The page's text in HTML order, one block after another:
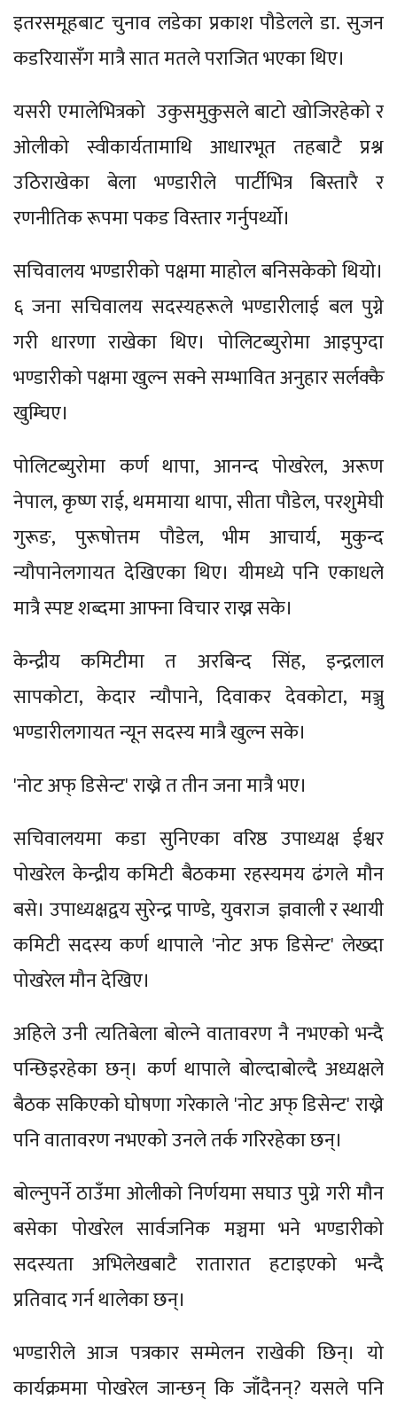
इतरसमूहबाट चुनाव लडेका प्रकाश पौडेलले डा. सुजन
कडरियासँग मात्रै सात मतले पराजित भएका थिए।
यसरी एमालेभित्रको उकुसमुकुसले बाटो खोजिरहेको र
ओलीको स्वीकार्यतामाथि आधारभूत तहबाटै प्रश्न
उठिराखेका बेला भण्डारीले पार्टीभित्र बिस्तारै र
रणनीतिक रूपमा पकड विस्तार गर्नुपर्थ्यो।
सचिवालय भण्डारीको पक्षमा माहोल बनिसकेको थियो।
६ जना सचिवालय सदस्यहरूले भण्डारीलाई बल पुग्ने
गरी धारणा राखेका थिए। पोलिटब्युरोमा आइपुग्दा
भण्डारीको पक्षमा खुल्न सक्ने सम्भावित अनुहार सर्लक्कै
खुम्चिए।
पोलिटब्युरोमा कर्ण थापा, आनन्द पोखरेल, अरूण
नेपाल, कृष्ण राई, थममाया थापा, सीता पौडेल, परशुमेघी
गुरूङ, पुरूषोत्तम पौडेल, भीम आचार्य, मुकुन्द
न्यौपानेलगायत देखिएका थिए। यीमध्ये पनि एकाधले
मात्रै स्पष्ट शब्दमा आफ्ना विचार राख्न सके।
केन्द्रीय कमिटीमा त अरबिन्द सिंह, इन्द्रलाल
सापकोटा, केदार न्यौपाने, दिवाकर देवकोटा, मञ्जु
भण्डारीलगायत न्यून सदस्य मात्रै खुल्न सके।
'नोट अफ् डिसेन्ट' राख्ने त तीन जना मात्रै भए।
सचिवालयमा कडा सुनिएका वरिष्ठ उपाध्यक्ष ईश्वर
पोखरेल केन्द्रीय कमिटी बैठकमा रहस्यमय ढंगले मौन
बसे। उपाध्यक्षद्वय सुरेन्द्र पाण्डे, युवराज ज्ञवाली र स्थायी
कमिटी सदस्य कर्ण थापाले 'नोट अफ डिसेन्ट' लेख्दा
पोखरेल मौन देखिए।
अहिले उनी त्यतिबेला बोल्ने वातावरण नै नभएको भन्दै
पन्छिइरहेका छन्। कर्ण थापाले बोल्दाबोल्दै अध्यक्षले
बैठक सकिएको घोषणा गरेकाले 'नोट अफ् डिसेन्ट' राख्ने
पनि वातावरण नभएको उनले तर्क गरिरहेका छन्।
बोल्नुपर्ने ठाउँमा ओलीको निर्णयमा सघाउ पुग्ने गरी मौन
बसेका पोखरेल सार्वजनिक मञ्चमा भने भण्डारीको
सदस्यता अभिलेखबाटै रातारात हटाइएको भन्दै
प्रतिवाद गर्न थालेका छन्।
भण्डारीले आज पत्रकार सम्मेलन राखेकी छिन्। यो
कार्यक्रममा पोखरेल जान्छन् कि जाँदैनन्? यसले पनि